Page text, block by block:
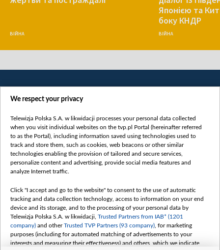
ВІЙНА
Японією та
боку КНДР
ВІЙНА
Категорії
Новини
Докладно
Погляд
Цікаво
Slawa.tv
Про нас
We respect your privacy
Telewizja Polska S.A. w likwidacji processes your personal data collected
when you visit individual websites on the tvp.pl Portal (hereinafter referred
to as the Portal), including information saved using technologies used to
track and store them, such as cookies, web beacons or other similar
technologies enabling the provision of tailored and secure services,
personalize content and advertising, provide social media features and
analyze Internet traffic.
Click "I accept and go to the website" to consent to the use of automatic
tracking and data collection technology, access to information on your end
device and its storage, and to the processing of your personal data by
Telewizja Polska S.A. w likwidacji, Trusted Partners from IAB* (1201
company) and otherTrusted TVP Partners (93 company) , for marketing
purposes (including for automated matching of advertisements to your
interests and measuring their effectiveness) and others, which we indicate